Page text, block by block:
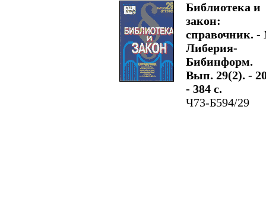
Библиотека и
закон:
справочник.
Либерия-
Бибинформ.
Вып. 29(2). -
- 384 с.
Ч73-Б594/29